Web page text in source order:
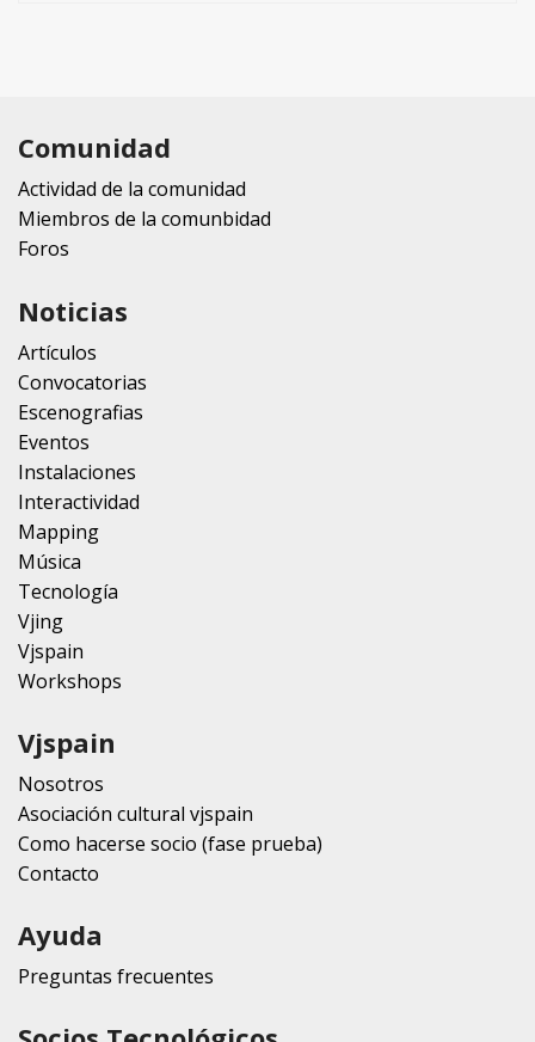
Comunidad
Actividad de la comunidad
Miembros de la comunbidad
Foros
Noticias
Artículos
Convocatorias
Escenografias
Eventos
Instalaciones
Interactividad
Mapping
Música
Tecnología
Vjing
Vjspain
Workshops
Vjspain
Nosotros
Asociación cultural vjspain
Como hacerse socio (fase prueba)
Contacto
Ayuda
Preguntas frecuentes